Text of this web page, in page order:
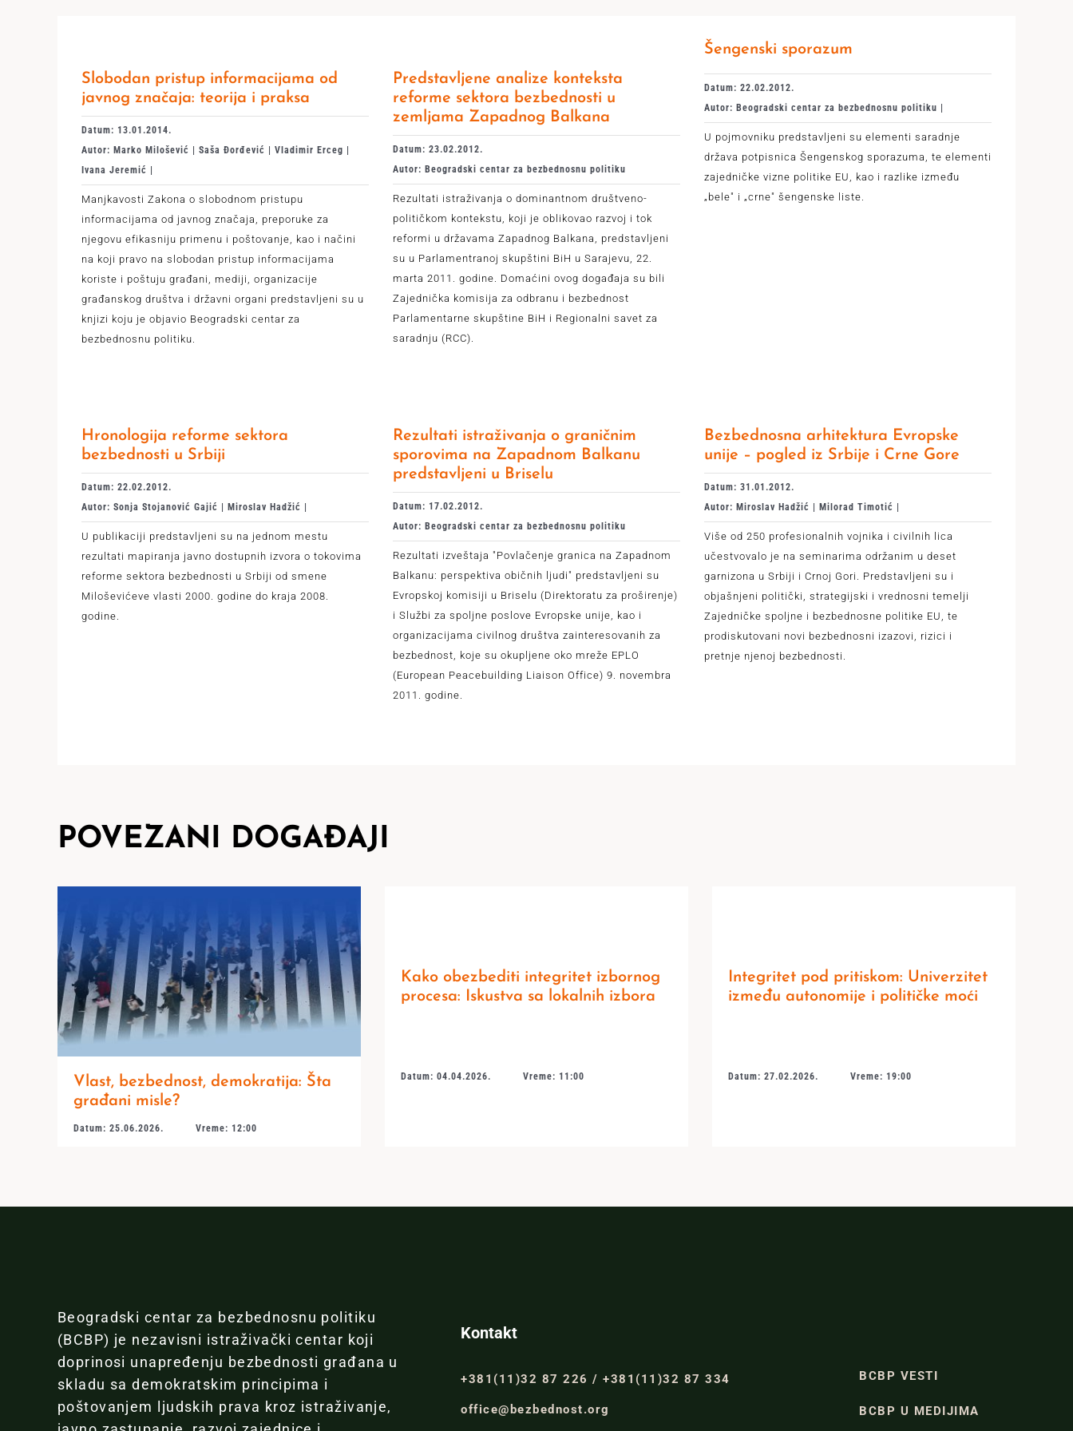
Slobodan pristup informacijama od
javnog značaja: teorija i praksa
Datum: 13.01.2014.
Autor: Marko Milošević | Saša Đorđević | Vladimir Erceg |
Ivana Jeremić |
Manjkavosti Zakona o slobodnom pristupu
informacijama od javnog značaja, preporuke za
njegovu efikasniju primenu i poštovanje, kao i načini
na koji pravo na slobodan pristup informacijama
koriste i poštuju građani, mediji, organizacije
građanskog društva i državni organi predstavljeni su u
knjizi koju je objavio Beogradski centar za
bezbednosnu politiku.
Predstavljene analize konteksta
reforme sektora bezbednosti u
zemljama Zapadnog Balkana
Datum: 23.02.2012.
Autor: Beogradski centar za bezbednosnu politiku
Rezultati istraživanja o dominantnom društveno-
političkom kontekstu, koji je oblikovao razvoj i tok
reformi u državama Zapadnog Balkana, predstavljeni
su u Parlamentranoj skupštini BiH u Sarajevu, 22.
marta 2011. godine. Domaćini ovog događaja su bili
Zajednička komisija za odbranu i bezbednost
Parlamentarne skupštine BiH i Regionalni savet za
saradnju (RCC).
Šengenski sporazum
Datum: 22.02.2012.
Autor: Beogradski centar za bezbednosnu politiku |
U pojmovniku predstavljeni su elementi saradnje
država potpisnica Šengenskog sporazuma, te elementi
zajedničke vizne politike EU, kao i razlike između
„bele" i „crne" šengenske liste.
Hronologija reforme sektora
bezbednosti u Srbiji
Datum: 22.02.2012.
Autor: Sonja Stojanović Gajić | Miroslav Hadžić |
U publikaciji predstavljeni su na jednom mestu
rezultati mapiranja javno dostupnih izvora o tokovima
reforme sektora bezbednosti u Srbiji od smene
Miloševićeve vlasti 2000. godine do kraja 2008.
godine.
Rezultati istraživanja o graničnim
sporovima na Zapadnom Balkanu
predstavljeni u Briselu
Datum: 17.02.2012.
Autor: Beogradski centar za bezbednosnu politiku
Rezultati izveštaja "Povlačenje granica na Zapadnom
Balkanu: perspektiva običnih ljudi" predstavljeni su
Evropskoj komisiji u Briselu (Direktoratu za proširenje)
i Službi za spoljne poslove Evropske unije, kao i
organizacijama civilnog društva zainteresovanih za
bezbednost, koje su okupljene oko mreže EPLO
(European Peacebuilding Liaison Office) 9. novembra
2011. godine.
Bezbednosna arhitektura Evropske
unije – pogled iz Srbije i Crne Gore
Datum: 31.01.2012.
Autor: Miroslav Hadžić | Milorad Timotić |
Više od 250 profesionalnih vojnika i civilnih lica
učestvovalo je na seminarima održanim u deset
garnizona u Srbiji i Crnoj Gori. Predstavljeni su i
objašnjeni politički, strategijski i vrednosni temelji
Zajedničke spoljne i bezbednosne politike EU, te
prodiskutovani novi bezbednosni izazovi, rizici i
pretnje njenoj bezbednosti.
POVEZANI DOGAĐAJI
Vlast, bezbednost, demokratija: Šta
građani misle?
Datum: 25.06.2026. Vreme: 12:00
Kako obezbediti integritet izbornog
procesa: Iskustva sa lokalnih izbora
Datum: 04.04.2026. Vreme: 11:00
Integritet pod pritiskom: Univerzitet
između autonomije i političke moći
Datum: 27.02.2026. Vreme: 19:00
Beogradski centar za bezbednosnu politiku
(BCBP) je nezavisni istraživački centar koji
doprinosi unapređenju bezbednosti građana u
skladu sa demokratskim principima i
poštovanjem ljudskih prava kroz istraživanje,
Kontakt
+381(11)32 87 226 / +381(11)32 87 334
office@bezbednost.org
BCBP VESTI
BCBP U MEDIJIMA